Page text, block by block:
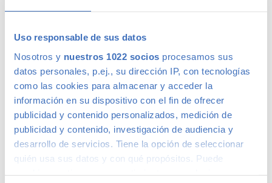
Uso responsable de sus datos
Nosotros y nuestros 1022 socios procesamos sus
datos personales, p.ej., su dirección IP, con tecnologías
como las cookies para almacenar y acceder la
información en su dispositivo con el fin de ofrecer
publicidad y contenido personalizados, medición de
publicidad y contenido, investigación de audiencia y
desarrollo de servicios. Tiene la opción de seleccionar
quién usa sus datos y con qué propósitos. Puede
Tenemoscoches con descuentos
de segunda mano tienen precios fijos, pero siempre podrás
y pregúntanos por nuestras ofertas, las acompañaremos de
condiciones de pago excepcionales, adaptándonos a tus
necesidades. Además, aceptamos tu coche a cambio.
Coches de ocasión con garantía
riguroso control de calidad –solo lo supera 1 de cada 4